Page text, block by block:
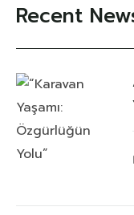
Recent